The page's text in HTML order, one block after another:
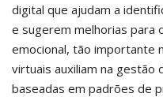
digital que ajudam a
e sugerem melhorias para
emocional, tão importante
virtuais auxiliam na gestão
baseadas em padrões de